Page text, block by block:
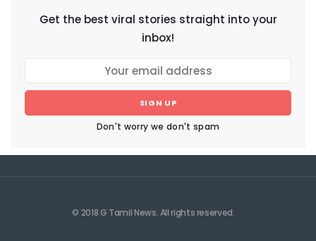
Get the best viral stories straight into your
inbox!
SIGN UP
Don't worry we don't spam
© 2018 G Tamil News. All rights reserved.